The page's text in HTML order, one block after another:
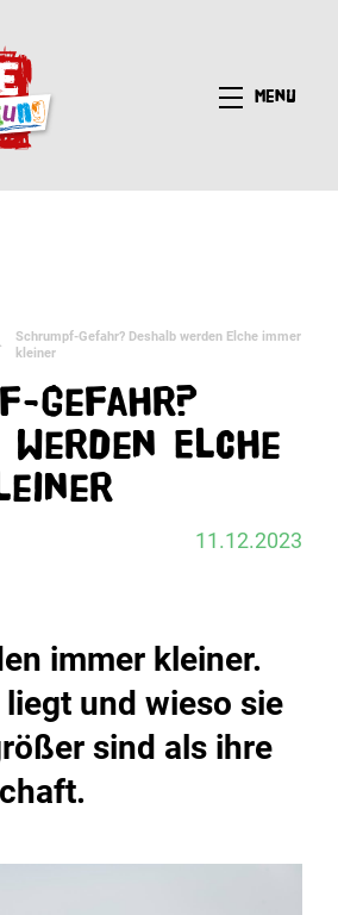
Menü
Schrumpf-Gefahr? Deshalb werden Elche immer
kleiner
Gefahr?
werden Elche
11.12.2023
immer kleiner.
liegt und wieso sie
sind als ihre